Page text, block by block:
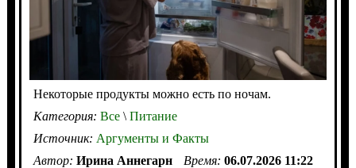
Некоторые продукты можно есть по ночам.
Категория: Все\Питание
Источник: Аргументы и Факты
Автор: Ирина Аннегарн Время: 06.07.2026 11:22